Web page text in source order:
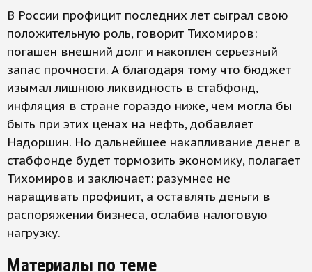
В России профицит последних лет сыграл свою
положительную роль, говорит Тихомиров:
погашен внешний долг и накоплен серьезный
запас прочности. А благодаря тому что бюджет
изымал лишнюю ликвидность в стабфонд,
инфляция в стране гораздо ниже, чем могла бы
быть при этих ценах на нефть, добавляет
Надоршин. Но дальнейшее накапливание денег в
стабфонде будет тормозить экономику, полагает
Тихомиров и заключает: разумнее не
наращивать профицит, а оставлять деньги в
распоряжении бизнеса, ослабив налоговую
нагрузку.
Материалы по теме